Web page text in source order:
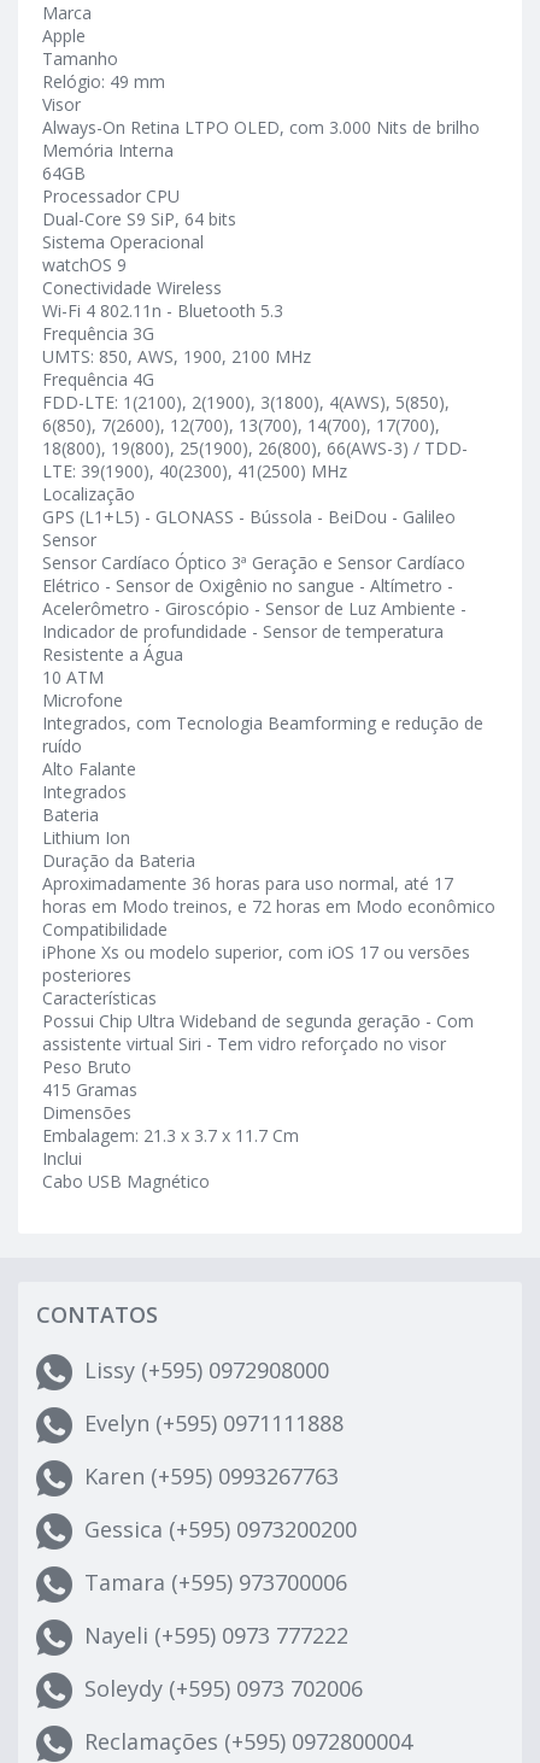
Marca
Apple
Tamanho
Relógio: 49 mm
Visor
Always-On Retina LTPO OLED, com 3.000 Nits de brilho
Memória Interna
64GB
Processador CPU
Dual-Core S9 SiP, 64 bits
Sistema Operacional
watchOS 9
Conectividade Wireless
Wi-Fi 4 802.11n - Bluetooth 5.3
Frequência 3G
UMTS: 850, AWS, 1900, 2100 MHz
Frequência 4G
FDD-LTE: 1(2100), 2(1900), 3(1800), 4(AWS), 5(850),
6(850), 7(2600), 12(700), 13(700), 14(700), 17(700),
18(800), 19(800), 25(1900), 26(800), 66(AWS-3) / TDD-
LTE: 39(1900), 40(2300), 41(2500) MHz
Localização
GPS (L1+L5) - GLONASS - Bússola - BeiDou - Galileo
Sensor
Sensor Cardíaco Óptico 3ª Geração e Sensor Cardíaco
Elétrico - Sensor de Oxigênio no sangue - Altímetro -
Acelerômetro - Giroscópio - Sensor de Luz Ambiente -
Indicador de profundidade - Sensor de temperatura
Resistente a Água
10 ATM
Microfone
Integrados, com Tecnologia Beamforming e redução de
ruído
Alto Falante
Integrados
Bateria
Lithium Ion
Duração da Bateria
Aproximadamente 36 horas para uso normal, até 17
horas em Modo treinos, e 72 horas em Modo econômico
Compatibilidade
iPhone Xs ou modelo superior, com iOS 17 ou versões
posteriores
Características
Possui Chip Ultra Wideband de segunda geração - Com
assistente virtual Siri - Tem vidro reforçado no visor
Peso Bruto
415 Gramas
Dimensões
Embalagem: 21.3 x 3.7 x 11.7 Cm
Inclui
Cabo USB Magnético
CONTATOS
Lissy (+595) 0972908000
Evelyn (+595) 0971111888
Karen (+595) 0993267763
Gessica (+595) 0973200200
Tamara (+595) 973700006
Nayeli (+595) 0973 777222
Soleydy (+595) 0973 702006
Reclamações (+595) 0972800004